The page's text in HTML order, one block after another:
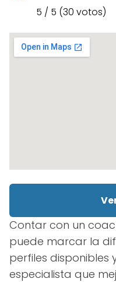
5 / 5 (30 votos)
Contar con un
puede marcar la
perfiles disponibles
especialista que